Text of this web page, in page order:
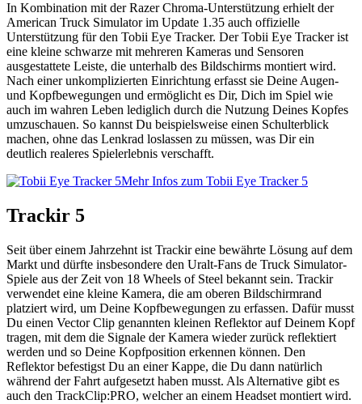
In Kombination mit der Razer Chroma-Unterstützung erhielt der
American Truck Simulator im Update 1.35 auch offizielle
Unterstützung für den Tobii Eye Tracker. Der Tobii Eye Tracker ist
eine kleine schwarze mit mehreren Kameras und Sensoren
ausgestattete Leiste, die unterhalb des Bildschirms montiert wird.
Nach einer unkomplizierten Einrichtung erfasst sie Deine Augen-
und Kopfbewegungen und ermöglicht es Dir, Dich im Spiel wie
auch im wahren Leben lediglich durch die Nutzung Deines Kopfes
umzuschauen. So kannst Du beispielsweise einen Schulterblick
machen, ohne das Lenkrad loslassen zu müssen, was Dir ein
deutlich realeres Spielerlebnis verschafft.
Mehr Infos zum Tobii Eye Tracker 5
Trackir 5
Seit über einem Jahrzehnt ist Trackir eine bewährte Lösung auf dem
Markt und dürfte insbesondere den Uralt-Fans de Truck Simulator-
Spiele aus der Zeit von 18 Wheels of Steel bekannt sein. Trackir
verwendet eine kleine Kamera, die am oberen Bildschirmrand
platziert wird, um Deine Kopfbewegungen zu erfassen. Dafür musst
Du einen Vector Clip genannten kleinen Reflektor auf Deinem Kopf
tragen, mit dem die Signale der Kamera wieder zurück reflektiert
werden und so Deine Kopfposition erkennen können. Den
Reflektor befestigst Du an einer Kappe, die Du dann natürlich
während der Fahrt aufgesetzt haben musst. Als Alternative gibt es
auch den TrackClip:PRO, welcher an einem Headset montiert wird.